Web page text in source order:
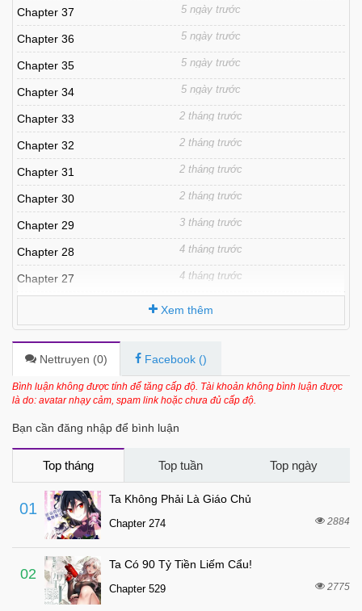
Chapter 37 5 ngày trước
Chapter 36 5 ngày trước
Chapter 35 5 ngày trước
Chapter 34 5 ngày trước
Chapter 33 2 tháng trước
Chapter 32 2 tháng trước
Chapter 31 2 tháng trước
Chapter 30 2 tháng trước
Chapter 29 3 tháng trước
Chapter 28 4 tháng trước
Chapter 27 4 tháng trước
Chapter 25 4 tháng trước
Chapter 24 4 tháng trước
Chapter 23 4 tháng trước
6 tháng trước
Chapter 20 6 tháng trước
Chapter 19
Chapter 18
Chapter 17
Chapter 16 6 tháng trước
Chapter 15
Xem thêm
Nettruyen (0) Facebook ()
Bình luận không được tính để tăng cấp độ. Tài khoản không bình luận được
là do: avatar nhạy cảm, spam link hoặc chưa đủ cấp độ.
Bạn cần đăng nhập để bình luận
Top tháng Top tuần Top ngày
01
Ta Không Phải Là Giáo Chủ
Chapter 274 2884
02
Ta Có 90 Tỷ Tiền Liếm Cẩu!
Chapter 529 2775